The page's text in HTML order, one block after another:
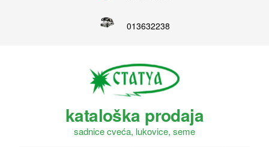
013632238
kataloška prodaja
sadnice cveća, lukovice, seme